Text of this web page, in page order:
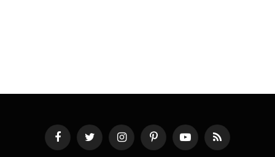
FacebookTwitter InstagramPinterestYouTubeRSS